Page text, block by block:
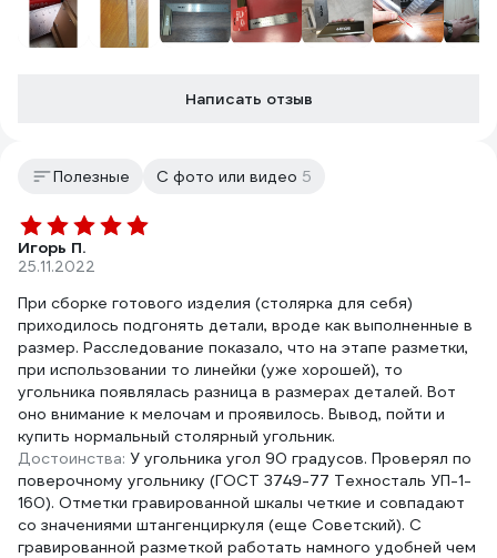
Написать отзыв
Полезные С фото или видео 5
Игорь П.
25.11.2022
При сборке готового изделия (столярка для себя)
приходилось подгонять детали, вроде как выполненные в
размер. Расследование показало, что на этапе разметки,
при использовании то линейки (уже хорошей), то
угольника появлялась разница в размерах деталей. Вот
оно внимание к мелочам и проявилось. Вывод, пойти и
купить нормальный столярный угольник.
Достоинства: У угольника угол 90 градусов. Проверял по
поверочному угольнику (ГОСТ 3749-77 Техносталь УП-1-
160). Отметки гравированной шкалы четкие и совпадают
со значениями штангенциркуля (еще Советский). С
гравированной разметкой работать намного удобней чем